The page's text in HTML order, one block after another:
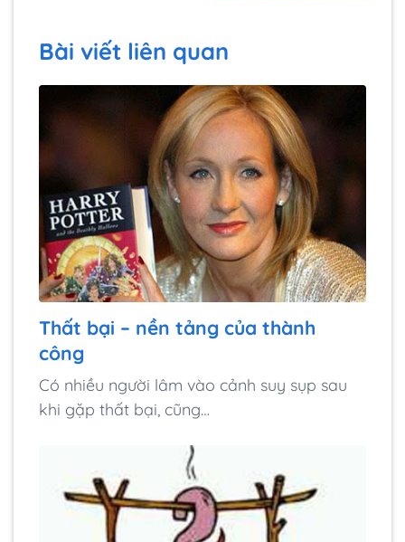
Bài viết liên quan
Thất bại – nền tảng của thành
công
Có nhiều người lâm vào cảnh suy sụp sau
khi gặp thất bại, cũng…